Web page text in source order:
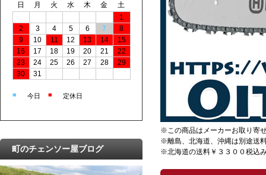
※この商品はメーカーお取り寄
※離島、北海道、沖縄は別途送
※北海道の送料￥３３００税込
日 月 火 水 木 金
土
1
2
3 4 5 6 7
8
9
10 11 12 13 14
15
16
17 18 19 20 21
22
23
24 25 26 27 28
29
30
31
■ 今日 ■ 定休日
町のチェンソー屋ブログ